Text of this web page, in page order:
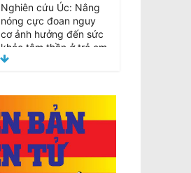
Nghiên cứu Úc: Nắng
nóng cực đoan nguy
cơ ảnh hưởng đến sức
khỏe tâm thần ở trẻ em
VIDEO: ATSB điều tra 2
máy bay Qantas suýt
đâm nhau ở Sydney
August 8, 2026
Đàn ông bị buộc tội sau